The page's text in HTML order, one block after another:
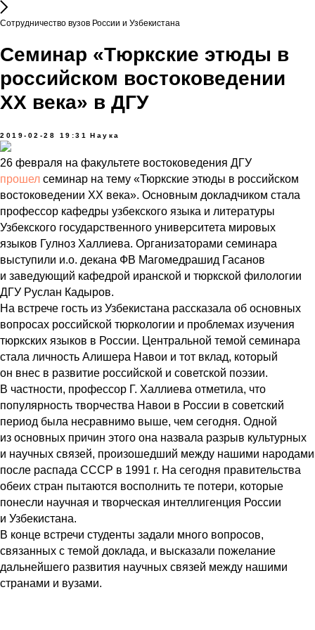
Сотрудничество вузов России и Узбекистана
Семинар «Тюркские этюды в
российском востоковедении
XX века» в ДГУ
2019-02-28 19:31 Наука
26 февраля на факультете востоковедения ДГУ
прошел семинар на тему «Тюркские этюды в российском
востоковедении XX века». Основным докладчиком стала
профессор кафедры узбекского языка и литературы
Узбекского государственного университета мировых
языков Гулноз Халлиева. Организаторами семинара
выступили и.о. декана ФВ Магомедрашид Гасанов
и заведующий кафедрой иранской и тюркской филологии
ДГУ Руслан Кадыров.
На встрече гость из Узбекистана рассказала об основных
вопросах российской тюркологии и проблемах изучения
тюркских языков в России. Центральной темой семинара
стала личность Алишера Навои и тот вклад, который
он внес в развитие российской и советской поэзии.
В частности, профессор Г. Халлиева отметила, что
популярность творчества Навои в России в советский
период была несравнимо выше, чем сегодня. Одной
из основных причин этого она назвала разрыв культурных
и научных связей, произошедший между нашими народами
после распада СССР в 1991 г. На сегодня правительства
обеих стран пытаются восполнить те потери, которые
понесли научная и творческая интеллигенция России
и Узбекистана.
В конце встречи студенты задали много вопросов,
связанных с темой доклада, и высказали пожелание
дальнейшего развития научных связей между нашими
странами и вузами.